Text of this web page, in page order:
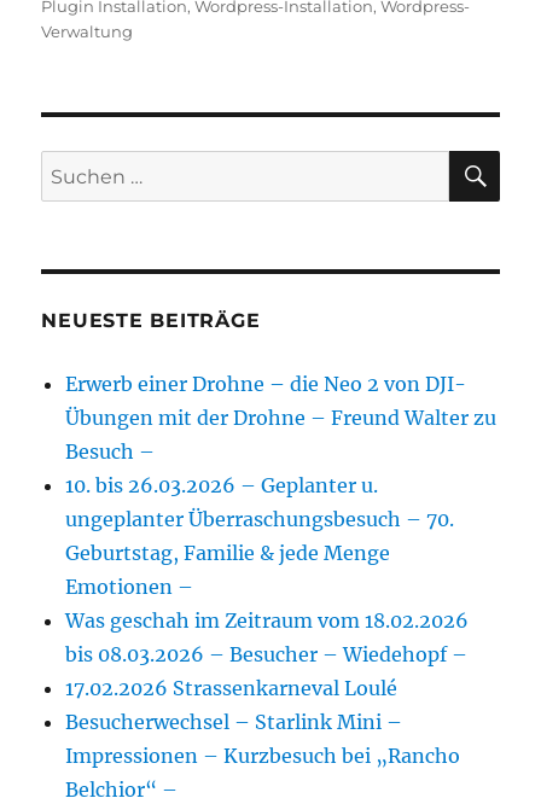
am
Plugin Installation,Wordpress-Installation,Wordpress-
Verwaltung
Suchen
nach:
NEUESTE BEITRÄGE
Erwerb einer Drohne – die Neo 2 von DJI-
Übungen mit der Drohne – Freund Walter zu
Besuch –
10. bis 26.03.2026 – Geplanter u.
ungeplanter Überraschungsbesuch – 70.
Geburtstag, Familie & jede Menge
Emotionen –
Was geschah im Zeitraum vom 18.02.2026
bis 08.03.2026 – Besucher – Wiedehopf –
17.02.2026 Strassenkarneval Loulé
Besucherwechsel – Starlink Mini –
Impressionen – Kurzbesuch bei „Rancho
Belchior“ –